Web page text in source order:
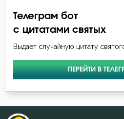
Привычки
Пример
Причастие
Телеграм бот
с цитатами святых
Выдает случайную цитату
ПЕРЕЙТИ В